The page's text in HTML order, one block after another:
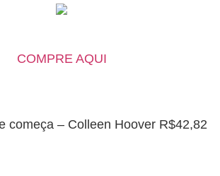
COMPRE AQUI
começa – Colleen Hoover R$42,82